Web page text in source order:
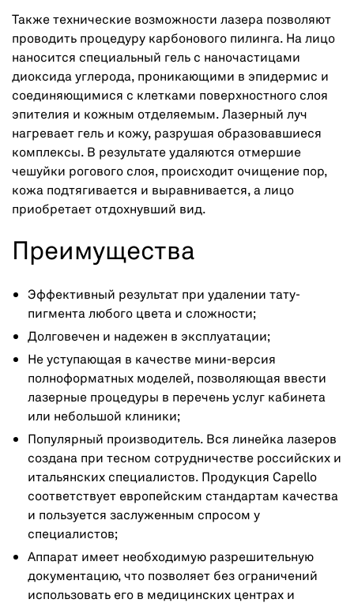
Также технические возможности лазера позволяют
проводить процедуру карбонового пилинга. На лицо
наносится специальный гель с наночастицами
диоксида углерода, проникающими в эпидермис и
соединяющимися с клетками поверхностного слоя
эпителия и кожным отделяемым. Лазерный луч
нагревает гель и кожу, разрушая образовавшиеся
комплексы. В результате удаляются отмершие
чешуйки рогового слоя, происходит очищение пор,
кожа подтягивается и выравнивается, а лицо
приобретает отдохнувший вид.
Преимущества
Эффективный результат при удалении тату-
пигмента любого цвета и сложности;
Долговечен и надежен в эксплуатации;
Не уступающая в качестве мини-версия
полноформатных моделей, позволяющая ввести
лазерные процедуры в перечень услуг кабинета
или небольшой клиники;
Популярный производитель. Вся линейка лазеров
создана при тесном сотрудничестве российских и
итальянских специалистов. Продукция Capello
соответствует европейским стандартам качества
и пользуется заслуженным спросом у
специалистов;
Аппарат имеет необходимую разрешительную
документацию, что позволяет без ограничений
использовать его в медицинских центрах и